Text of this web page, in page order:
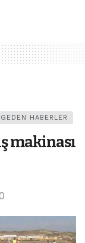
HABERLER
makinası